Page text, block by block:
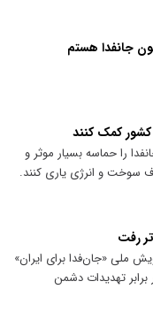
جانفدا هستم
در پویش جانفدا را حماسه بسیار موثر و
سوخت و انرژی یاری کنند.
پویش ملی «جان‌فدا برای ایران»
تهدیدات دشمن